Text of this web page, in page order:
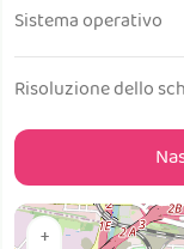
Sistema operativo
Risoluzione dello
+